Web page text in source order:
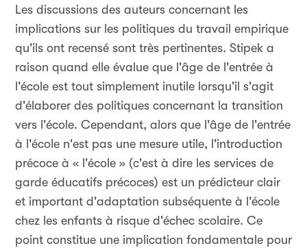
Les discussions des auteurs concernant les
implications sur les politiques du travail empirique
qu'ils ont recensé sont très pertinentes. Stipek a
raison quand elle évalue que l'âge de l'entrée à
l'école est tout simplement inutile lorsqu'il s'agit
d'élaborer des politiques concernant la transition
vers l'école. Cependant, alors que l'âge de l'entrée
à l'école n'est pas une mesure utile, l'introduction
précoce à « l'école » (c'est à dire les services de
garde éducatifs précoces) est un prédicteur clair
et important d'adaptation subséquente à l'école
chez les enfants à risque d'échec scolaire. Ce
point constitue une implication fondamentale pour